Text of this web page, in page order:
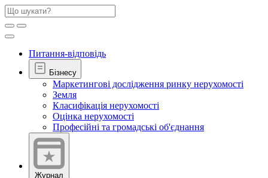
Питання-відповідь
Бізнесу
Маркетингові дослідження ринку нерухомості
Земля
Класифікація нерухомості
Оцінка нерухомості
Професійні та громадські об'єднання
Журнал